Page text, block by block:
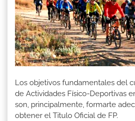
Los objetivos fundamentales del
de Actividades Físico-Deportivas
son, principalmente, formarte
obtener el Titulo Oficial de FP.